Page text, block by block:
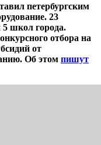
петербургским
23
школ города.
отбора на
от
Об этом пишут